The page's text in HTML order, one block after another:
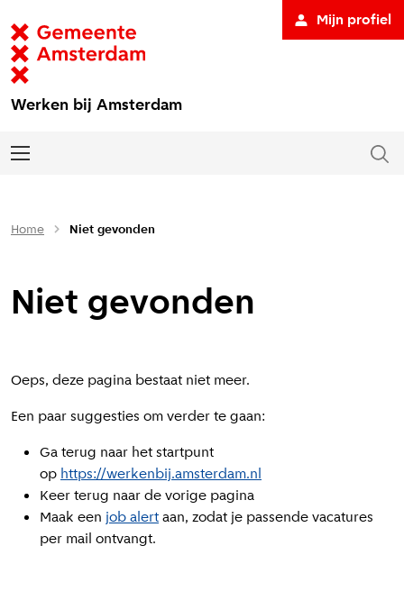
Werken bij Amsterdam
Mijn profiel
Home Niet gevonden
Niet gevonden
Oeps, deze pagina bestaat niet meer.
Een paar suggesties om verder te gaan:
Ga terug naar het startpunt
op https://werkenbij.amsterdam.nl
Keer terug naar de vorige pagina
Maak een job alertaan, zodat je passende vacatures
per mail ontvangt.